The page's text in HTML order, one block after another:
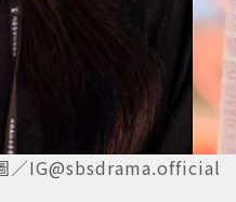
／IG@sbsdrama.official